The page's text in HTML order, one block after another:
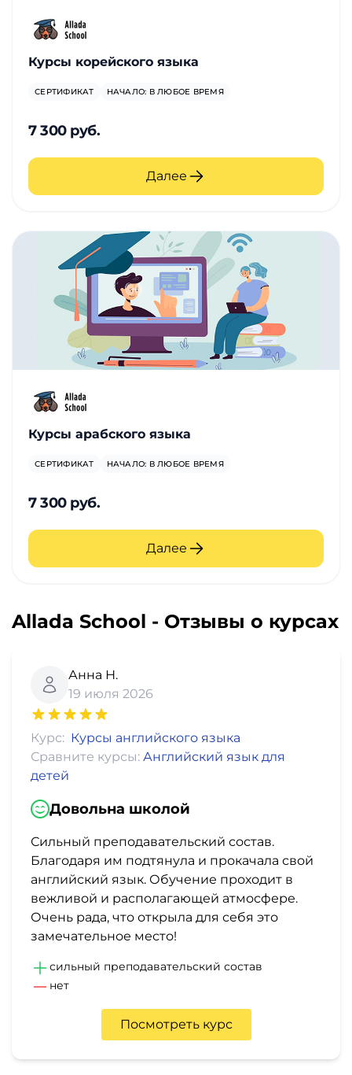
Курсы корейского языка
СЕРТИФИКАТ НАЧАЛО: В ЛЮБОЕ ВРЕМЯ
7 300 руб.
Далее
Курсы арабского языка
СЕРТИФИКАТ НАЧАЛО: В ЛЮБОЕ ВРЕМЯ
7 300 руб.
Далее
Allada School - Отзывы о курсах
Анна Н.
19 июля 2026
Курс: Курсы английского языка
Сравните курсы: Английский язык для
детей
Довольна школой
Сильный преподавательский состав.
Благодаря им подтянула и прокачала свой
английский язык. Обучение проходит в
вежливой и располагающей атмосфере.
Очень рада, что открыла для себя это
замечательное место!
сильный преподавательский состав
нет
Посмотреть курс